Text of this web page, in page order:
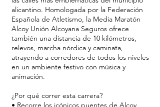
alicantino. Homologada por la Federación
Española de Atletismo, la Media Maratón
Alcoy Unión Alcoyana Seguros ofrece
también una distancia de 10 kilómetros,
relevos, marcha nórdica y caminata,
atrayendo a corredores de todos los niveles
en un ambiente festivo con música y
animación.
¿Por qué correr esta carrera?
• Recorre los icónicos puentes de Alcoy,